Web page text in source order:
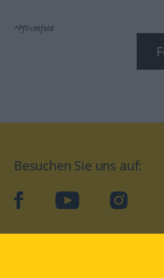
*Pflichtfeld
Besuchen Sie uns auf:
facebookYouTube Instagram